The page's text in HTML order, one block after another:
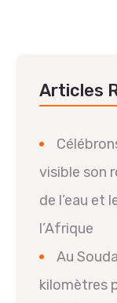
Articles
visible son
de l’eau et
l’Afrique
Au
kilomètres